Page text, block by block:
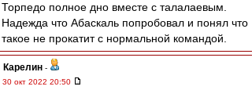
Торпедо полное дно вместе с талалаевым.
Надежда что Абаскаль попробовал и понял что
такое не прокатит с нормальной командой.
Карелин -
30 окт 2022 20:50